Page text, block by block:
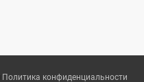
Политика конфиденциальности